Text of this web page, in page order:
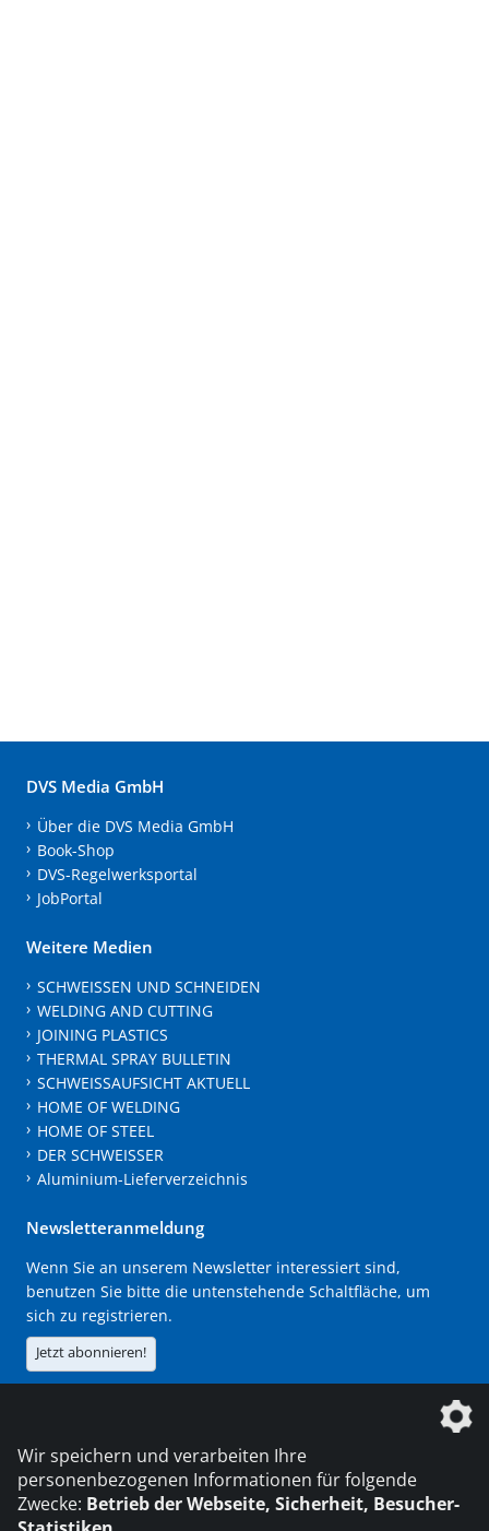
DVS Media GmbH
Über die DVS Media GmbH
Book-Shop
DVS-Regelwerksportal
JobPortal
Weitere Medien
SCHWEISSEN UND SCHNEIDEN
WELDING AND CUTTING
JOINING PLASTICS
THERMAL SPRAY BULLETIN
SCHWEISSAUFSICHT AKTUELL
HOME OF WELDING
HOME OF STEEL
DER SCHWEISSER
Aluminium-Lieferverzeichnis
Newsletteranmeldung
Wenn Sie an unserem Newsletter interessiert sind,
benutzen Sie bitte die untenstehende Schaltfläche, um
sich zu registrieren.
Jetzt abonnieren!
Die DVS Media GmbH ist ein Unternehmen der
Wir speichern und verarbeiten Ihre
personenbezogenen Informationen für folgende
Zwecke: Betrieb der Webseite, Sicherheit, Besucher-